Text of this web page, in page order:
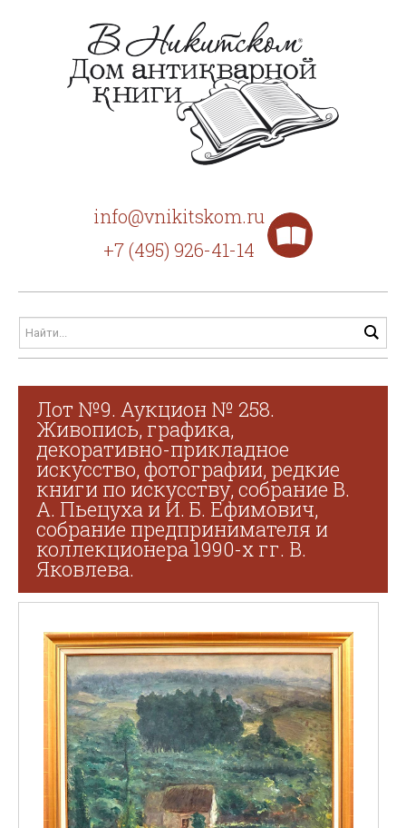
info@vnikitskom.ru
+7 (495) 926-41-14
Лот №9. Аукцион № 258.
Живопись, графика,
декоративно-прикладное
искусство, фотографии, редкие
книги по искусству, собрание В.
А. Пьецуха и И. Б. Ефимович,
собрание предпринимателя и
коллекционера 1990-х гг. В.
Яковлева.